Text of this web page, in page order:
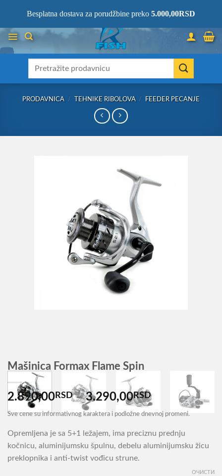
content
MESTU!
PRODAVNICA / TEHNIKE RIBOLOVA / FEEDER PECANJE
Mašinica Formax Flame Spin
2.890,00RSD – 3.290,00RSDРаспон
цена:
од
2.890,00RSD
до
Sve cene su informativnog karaktera i podložne dnevnoj promeni.
Opremljena je sa 5+1 ležajem, ima preciznu prednju
kočnicu, aluminijumsku špulnu, debelu aluminijumsku žicu
preklopnika i anti-twist vođicu strune.
ОЧИСТИ
Besplatna dostava za porudžbine preko 5.000,00RSD